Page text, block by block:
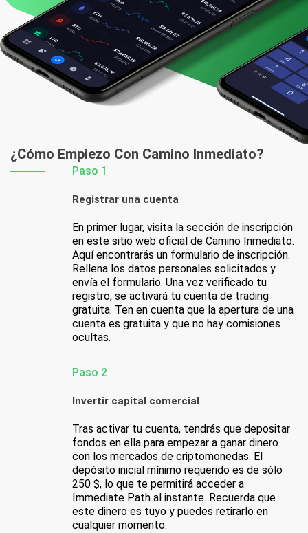
¿Cómo Empiezo Con Camino Inmediato?
Paso 1
Registrar una cuenta
En primer lugar, visita la sección de inscripción
en este sitio web oficial de Camino Inmediato.
Aquí encontrarás un formulario de inscripción.
Rellena los datos personales solicitados y
envía el formulario. Una vez verificado tu
registro, se activará tu cuenta de trading
gratuita. Ten en cuenta que la apertura de una
cuenta es gratuita y que no hay comisiones
ocultas.
Paso 2
Invertir capital comercial
Tras activar tu cuenta, tendrás que depositar
fondos en ella para empezar a ganar dinero
con los mercados de criptomonedas. El
depósito inicial mínimo requerido es de sólo
250 $, lo que te permitirá acceder a
Immediate Path al instante. Recuerda que
este dinero es tuyo y puedes retirarlo en
cualquier momento.